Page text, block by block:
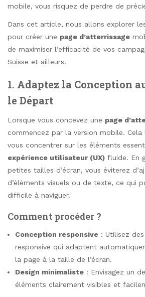
mobile, vous risquez de perdre de
Dans cet article, nous allons explorer
pour créer une page d’atterrissage
de maximiser l’efficacité de vos
Suisse et ailleurs.
1. Adaptez la Conception
le Départ
Lorsque vous concevez une page
commencez par la version mobile.
vous concentrer sur les éléments
expérience utilisateur (UX) fluide. En
petites tailles d’écran, vous éviterez
d’éléments visuels ou de texte, ce qui
difficile à naviguer.
Comment procéder ?
Conception responsive : Utilisez
responsive qui adaptent
la page à la taille de l’écran.
Design minimaliste : Envisagez un
éléments clairement visibles et